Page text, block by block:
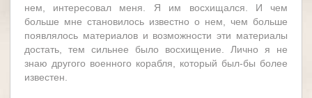
нем, интересовал меня. Я им восхищался. И чем
больше мне становилось известно о нем, чем больше
появлялось материалов и возможности эти материалы
достать, тем сильнее было восхищение. Лично я не
знаю другого военного корабля, который был-бы более
известен.